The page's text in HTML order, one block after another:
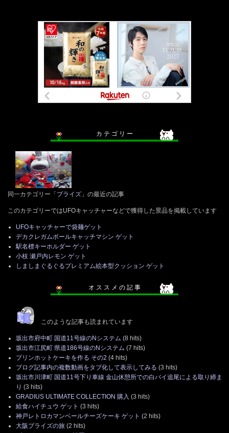
カ テ ゴ リ ー
同一カテゴリー「プライズ 」の最近の記事
このカテゴリーではUFOキャッチャーなどで獲得した景品を掲載しています
UFOキャッチャーで袋麺ゲット
デカクレガムボールキャッチマシン ゲット
駅名標キーホルダー ゲット
小枝 瀬戸内レモン ゲット
しましまぐるぐるプレミアム絵本型クッション ゲット
オ ス ス メ の 記 事
このような記事も読まれています
坂出市府中町 国道11号線のNシステム (8 hits)
坂出市江尻町 県道186号線のNシステム (7 hits)
プリンホットケーキを作る その2 (4 hits)
ブログ記事内の複数動画をタブ化して表示してみる (3 hits)
坂出市川津町 国道11号下り車線 金山休憩所での白バイ追尾による取り締ま
り (3 hits)
GRADIUS ULTIMATE COLLECTION 購入 (3 hits)
給食ハイチュウ ゲット (3 hits)
神戸レトロカマンベールチーズケーキ ゲット (2 hits)
大阪プライズの旅 (2 hits)